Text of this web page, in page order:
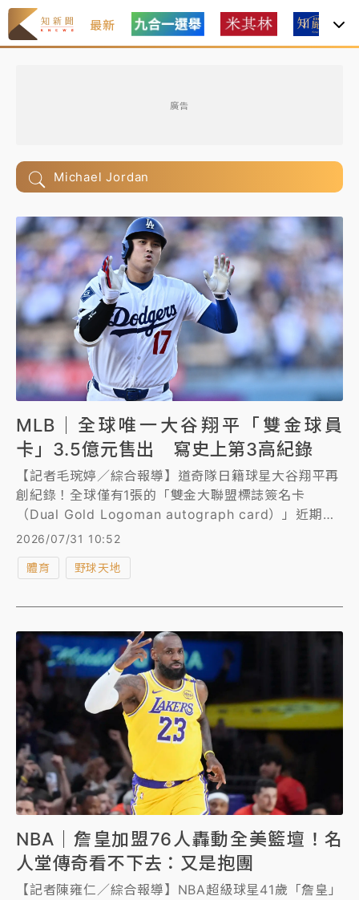
最新
廣告
Michael Jordan
MLB｜全球唯一大谷翔平「雙金球員
卡」3.5億元售出 寫史上第3高紀錄
【記者毛琬婷／綜合報導】道奇隊日籍球星大谷翔平再
創紀錄！全球僅有1張的「雙金大聯盟標誌簽名卡
（Dual Gold Logoman autograph card）」近期已
被開出，並立即以1100萬元（約新台幣3.5億元）高價
2026/07/31 10:52
體育 野球天地
NBA｜詹皇加盟76人轟動全美籃壇！名
人堂傳奇看不下去：又是抱團
【記者陳雍仁／綜合報導】NBA超級球星41歲「詹皇」